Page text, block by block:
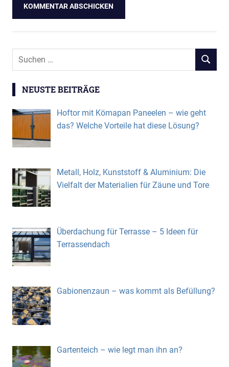
Suchen
SUCHEN
NEUSTE BEITRÄGE
Hoftor mit Kömapan Paneelen – wie geht
das? Welche Vorteile hat diese Lösung?
Metall, Holz, Kunststoff & Aluminium: Die
Vielfalt der Materialien für Zäune und Tore
Überdachung für Terrasse – 5 Ideen für
Terrassendach
Gabionenzaun – was kommt als Befüllung?
Gartenteich – wie legt man ihn an?